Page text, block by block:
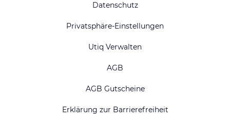
Datenschutz
Privatsphäre-Einstellungen
Utiq Verwalten
AGB
AGB Gutscheine
Erklärung zur Barrierefreiheit